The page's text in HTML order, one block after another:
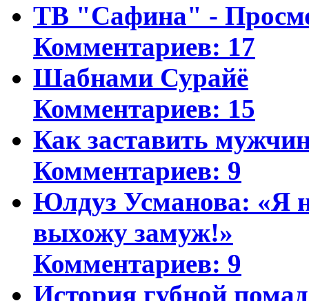
ТВ "Сафина" -
Комментариев: 17
Шабнами Сурайё
Комментариев: 15
Как заставить
Комментариев: 9
Юлдуз Усманова: «Я
выхожу замуж!»
Комментариев: 9
История губной